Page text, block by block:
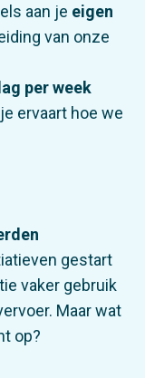
aan je eigen
van onze
per week
ervaart hoe we
gestart
vaker gebruik
Maar wat
op?